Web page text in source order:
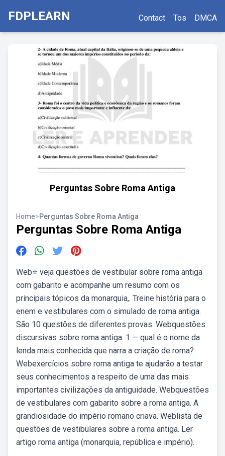
FDPLEARN Contact Tos DMCA
Perguntas Sobre Roma Antiga
Home>Perguntas Sobre Roma Antiga
Perguntas Sobre Roma Antiga
Web⭐ veja questões de vestibular sobre roma antiga
com gabarito e acompanhe um resumo com os
principais tópicos da monarquia,. Treine história para o
enem e vestibulares com o simulado de roma antiga.
São 10 questões de diferentes provas. Webquestões
discursivas sobre roma antiga. 1 — qual é o nome da
lenda mais conhecida que narra a criação de roma?
Webexercícios sobre roma antiga te ajudarão a testar
seus conhecimentos a respeito de uma das mais
importantes civilizações da antiguidade. Webquestões
de vestibulares com gabarito sobre a roma antiga. A
grandiosidade do império romano criava. Weblista de
questões de vestibulares sobre a roma antiga. Ler
artigo roma antiga (monarquia, república e império).